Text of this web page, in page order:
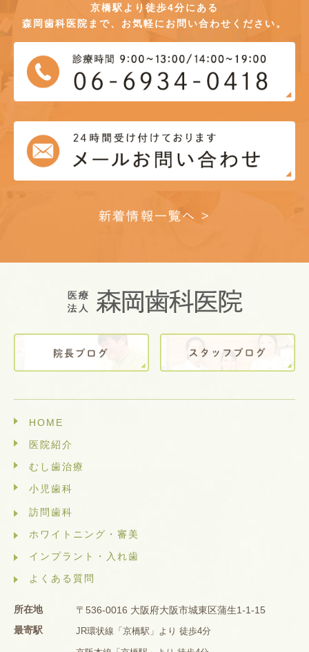
京橋駅より徒歩4分にある
森岡歯科医院まで、お気軽にお問い合わせください。
新着情報一覧へ >
HOME
医院紹介
むし歯治療
小児歯科
訪問歯科
ホワイトニング・審美
インプラント・入れ歯
よくある質問
所在地
〒536-0016 大阪府大阪市城東区蒲生1-1-15
最寄駅
JR環状線「京橋駅」より 徒歩4分